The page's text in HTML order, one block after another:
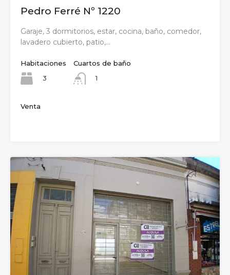
Pedro Ferré Nº 1220
Garaje, 3 dormitorios, estar, cocina, baño, comedor,
lavadero cubierto, patio,…
Habitaciones
3
Cuartos de baño
1
Venta